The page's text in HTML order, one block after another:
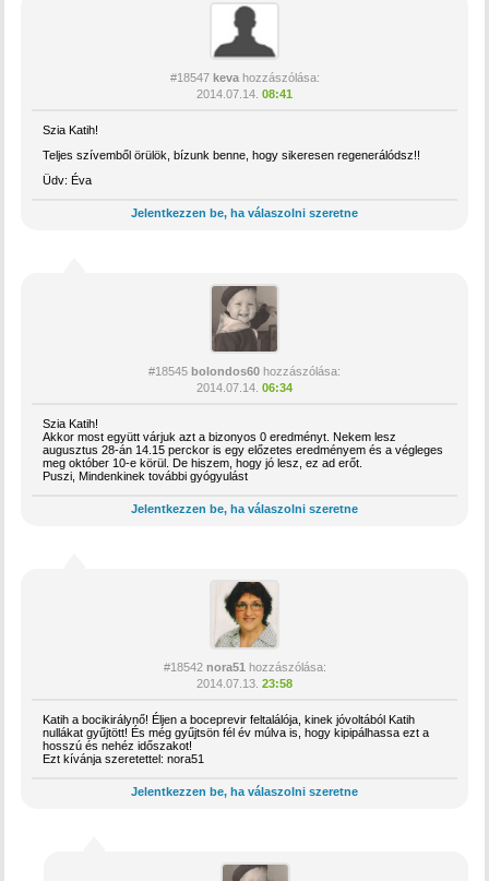
#18547 kevahozzászólása:
2014.07.14. 08:41
Szia Katih!
Teljes szívemből örülök, bízunk benne, hogy sikeresen regenerálódsz!!
Üdv: Éva
Jelentkezzen be, ha válaszolni szeretne
#18545 bolondos60 hozzászólása:
2014.07.14. 06:34
Szia Katih!
Akkor most együtt várjuk azt a bizonyos 0 eredményt. Nekem lesz
augusztus 28-án 14.15 perckor is egy előzetes eredményem és a végleges
meg október 10-e körül. De hiszem, hogy jó lesz, ez ad erőt.
Puszi, Mindenkinek további gyógyulást
Jelentkezzen be, ha válaszolni szeretne
#18542 nora51
hozzászólása:
2014.07.13. 23:58
Katih a bocikirálynő! Éljen a boceprevir feltalálója, kinek jóvoltából Katih
nullákat gyűjtött! És még gyűjtsön fél év múlva is, hogy kipipálhassa ezt a
hosszú és nehéz időszakot!
Ezt kívánja szeretettel: nora51
Jelentkezzen be, ha válaszolni szeretne